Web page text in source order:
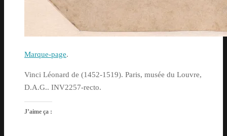
Marque-page.
Vinci Léonard de (1452-1519). Paris, musée du Louvre,
D.A.G.. INV2257-recto.
J’aime ça :